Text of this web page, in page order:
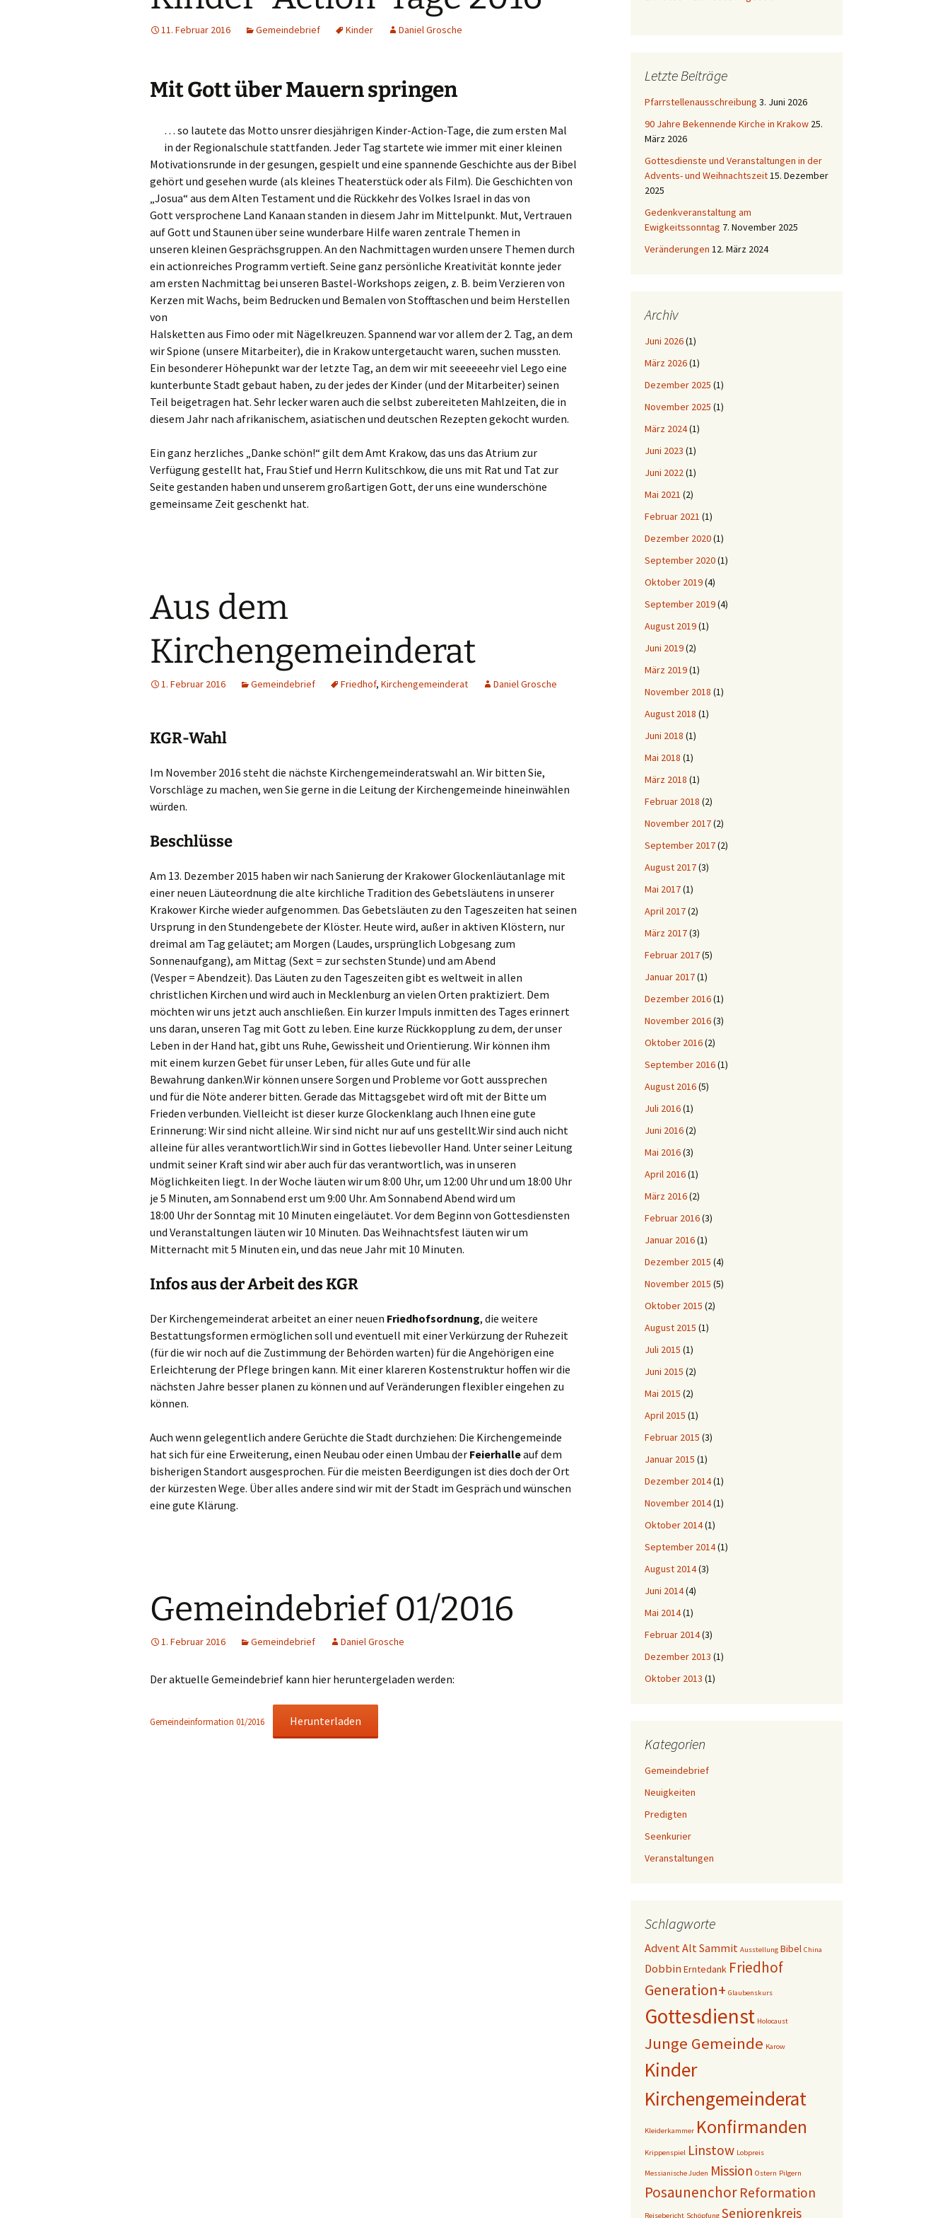
11. Februar 2016 Gemeindebrief Kinder Daniel Grosche
Mit Gott über Mauern springen
… so lautete das Motto unsrer diesjährigen Kinder-Action-Tage, die zum ersten Mal
in der Regionalschule stattfanden. Jeder Tag startete wie immer mit einer kleinen
Motivationsrunde in der gesungen, gespielt und eine spannende Geschichte aus der Bibel
gehört und gesehen wurde (als kleines Theaterstück oder als Film). Die Geschichten von
„Josua“ aus dem Alten Testament und die Rückkehr des Volkes Israel in das von
Gott versprochene Land Kanaan standen in diesem Jahr im Mittelpunkt. Mut, Vertrauen
auf Gott und Staunen über seine wunderbare Hilfe waren zentrale Themen in
unseren kleinen Gesprächsgruppen. An den Nachmittagen wurden unsere Themen durch
ein actionreiches Programm vertieft. Seine ganz persönliche Kreativität konnte jeder
am ersten Nachmittag bei unseren Bastel-Workshops zeigen, z. B. beim Verzieren von
Kerzen mit Wachs, beim Bedrucken und Bemalen von Stofftaschen und beim Herstellen
von
Halsketten aus Fimo oder mit Nägelkreuzen. Spannend war vor allem der 2. Tag, an dem
wir Spione (unsere Mitarbeiter), die in Krakow untergetaucht waren, suchen mussten.
Ein besonderer Höhepunkt war der letzte Tag, an dem wir mit seeeeeehr viel Lego eine
kunterbunte Stadt gebaut haben, zu der jedes der Kinder (und der Mitarbeiter) seinen
Teil beigetragen hat. Sehr lecker waren auch die selbst zubereiteten Mahlzeiten, die in
diesem Jahr nach afrikanischem, asiatischen und deutschen Rezepten gekocht wurden.
Ein ganz herzliches „Danke schön!“ gilt dem Amt Krakow, das uns das Atrium zur
Verfügung gestellt hat, Frau Stief und Herrn Kulitschkow, die uns mit Rat und Tat zur
Seite gestanden haben und unserem großartigen Gott, der uns eine wunderschöne
gemeinsame Zeit geschenkt hat.
Aus dem
Kirchengemeinderat
1. Februar 2016 Gemeindebrief Friedhof, Kirchengemeinderat Daniel Grosche
KGR-Wahl
Im November 2016 steht die nächste Kirchengemeinderatswahl an. Wir bitten Sie,
Vorschläge zu machen, wen Sie gerne in die Leitung der Kirchengemeinde hineinwählen
würden.
Beschlüsse
Am 13. Dezember 2015 haben wir nach Sanierung der Krakower Glockenläutanlage mit
einer neuen Läuteordnung die alte kirchliche Tradition des Gebetsläutens in unserer
Krakower Kirche wieder aufgenommen. Das Gebetsläuten zu den Tageszeiten hat seinen
Ursprung in den Stundengebete der Klöster. Heute wird, außer in aktiven Klöstern, nur
dreimal am Tag geläutet; am Morgen (Laudes, ursprünglich Lobgesang zum
Sonnenaufgang), am Mittag (Sext = zur sechsten Stunde) und am Abend
(Vesper = Abendzeit). Das Läuten zu den Tageszeiten gibt es weltweit in allen
christlichen Kirchen und wird auch in Mecklenburg an vielen Orten praktiziert. Dem
möchten wir uns jetzt auch anschließen. Ein kurzer Impuls inmitten des Tages erinnert
uns daran, unseren Tag mit Gott zu leben. Eine kurze Rückkopplung zu dem, der unser
Leben in der Hand hat, gibt uns Ruhe, Gewissheit und Orientierung. Wir können ihm
mit einem kurzen Gebet für unser Leben, für alles Gute und für alle
Bewahrung danken.Wir können unsere Sorgen und Probleme vor Gott aussprechen
und für die Nöte anderer bitten. Gerade das Mittagsgebet wird oft mit der Bitte um
Frieden verbunden. Vielleicht ist dieser kurze Glockenklang auch Ihnen eine gute
Erinnerung: Wir sind nicht alleine. Wir sind nicht nur auf uns gestellt.Wir sind auch nicht
alleine für alles verantwortlich.Wir sind in Gottes liebevoller Hand. Unter seiner Leitung
undmit seiner Kraft sind wir aber auch für das verantwortlich, was in unseren
Möglichkeiten liegt. In der Woche läuten wir um 8:00 Uhr, um 12:00 Uhr und um 18:00 Uhr
je 5 Minuten, am Sonnabend erst um 9:00 Uhr. Am Sonnabend Abend wird um
18:00 Uhr der Sonntag mit 10 Minuten eingeläutet. Vor dem Beginn von Gottesdiensten
und Veranstaltungen läuten wir 10 Minuten. Das Weihnachtsfest läuten wir um
Mitternacht mit 5 Minuten ein, und das neue Jahr mit 10 Minuten.
Infos aus der Arbeit des KGR
Der Kirchengemeinderat arbeitet an einer neuen Friedhofsordnung, die weitere
Bestattungsformen ermöglichen soll und eventuell mit einer Verkürzung der Ruhezeit
(für die wir noch auf die Zustimmung der Behörden warten) für die Angehörigen eine
Erleichterung der Pflege bringen kann. Mit einer klareren Kostenstruktur hoffen wir die
nächsten Jahre besser planen zu können und auf Veränderungen flexibler eingehen zu
können.
Auch wenn gelegentlich andere Gerüchte die Stadt durchziehen: Die Kirchengemeinde
hat sich für eine Erweiterung, einen Neubau oder einen Umbau der Feierhalleauf dem
bisherigen Standort ausgesprochen. Für die meisten Beerdigungen ist dies doch der Ort
der kürzesten Wege. Über alles andere sind wir mit der Stadt im Gespräch und wünschen
eine gute Klärung.
Gemeindebrief 01/2016
1. Februar 2016 Gemeindebrief Daniel Grosche
Der aktuelle Gemeindebrief kann hier heruntergeladen werden:
Gemeindeinformation 01/2016 Herunterladen
Letzte Beiträge
Pfarrstellenausschreibung 3. Juni 2026
90 Jahre Bekennende Kirche in Krakow 25.
März 2026
Gottesdienste und Veranstaltungen in der
Advents- und Weihnachtszeit15. Dezember
2025
Gedenkveranstaltung am
Ewigkeitssonntag 7. November 2025
Veränderungen 12. März 2024
Archiv
Juni 2026(1)
März 2026(1)
Dezember 2025 (1)
November 2025 (1)
März 2024(1)
Juni 2023 (1)
Juni 2022(1)
Mai 2021 (2)
Februar 2021 (1)
Dezember 2020(1)
September 2020(1)
Oktober 2019(4)
September 2019(4)
August 2019(1)
Juni 2019(2)
März 2019(1)
November 2018 (1)
August 2018 (1)
Juni 2018 (1)
Mai 2018 (1)
März 2018 (1)
Februar 2018 (2)
November 2017(2)
September 2017(2)
August 2017(3)
Mai 2017(1)
April 2017(2)
März 2017(3)
Februar 2017(5)
Januar 2017(1)
Dezember 2016(1)
November 2016(3)
Oktober 2016(2)
September 2016(1)
August 2016(5)
Juli 2016(1)
Juni 2016(2)
Mai 2016(3)
April 2016(1)
März 2016(2)
Februar 2016(3)
Januar 2016(1)
Dezember 2015 (4)
November 2015 (5)
Oktober 2015 (2)
August 2015 (1)
Juli 2015 (1)
Juni 2015 (2)
Mai 2015 (2)
April 2015 (1)
Februar 2015 (3)
Januar 2015 (1)
Dezember 2014(1)
November 2014(1)
Oktober 2014(1)
September 2014(1)
August 2014(3)
Juni 2014(4)
Mai 2014(1)
Februar 2014(3)
Dezember 2013 (1)
Oktober 2013 (1)
Kategorien
Gemeindebrief
Neuigkeiten
Predigten
Seenkurier
Veranstaltungen
Schlagworte
AdventAlt Sammit Ausstellung Bibel China
Dobbin Erntedank Friedhof
Generation+ Glaubenskurs
Gottesdienst Holocaust
Junge Gemeinde Karow
Kinder
Kirchengemeinderat
Kleiderkammer Konfirmanden
Krippenspiel Linstow Lobpreis
Messianische Juden Mission Ostern Pilgern
Posaunenchor Reformation
Reisebericht Schöpfung Seniorenkreis